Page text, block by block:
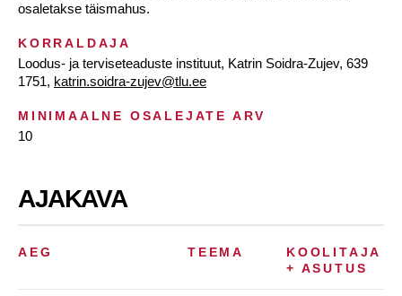
osaletakse täismahus.
KORRALDAJA
Loodus- ja terviseteaduste instituut, Katrin Soidra-Zujev, 639
1751, katrin.soidra-zujev@tlu.ee
MINIMAALNE OSALEJATE ARV
10
AJAKAVA
AEG TEEMA
KOOLITAJA
+ ASUTUS